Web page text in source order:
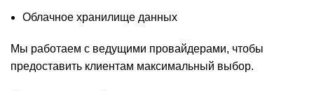
Облачное хранилище данных
Мы работаем с ведущими провайдерами, чтобы
предоставить клиентам максимальный выбор.